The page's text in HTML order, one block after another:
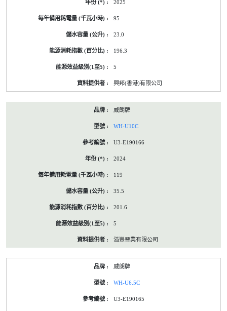
2025
95
23.0
196.3
5
興邦(香港)有限公司
威朗牌
WH-U10C
U3-E190166
2024
119
35.5
201.6
5
溢豐晉業有限公司
威朗牌
WH-U6.5C
U3-E190165